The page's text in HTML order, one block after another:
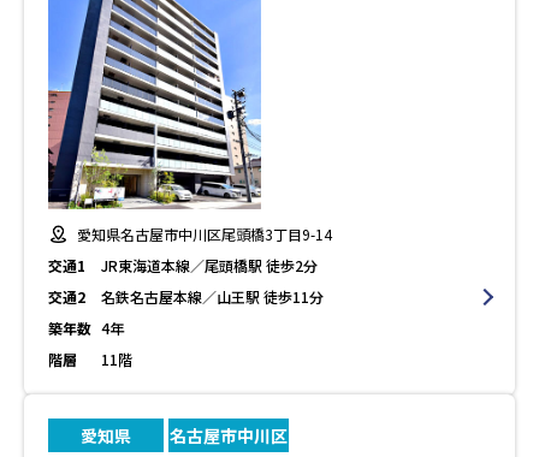
愛知県名古屋市中川区尾頭橋3丁目9-14
交通1
JR東海道本線／尾頭橋駅 徒歩2分
交通2
名鉄名古屋本線／山王駅 徒歩11分
築年数 4年
階層
11階
愛知県 名古屋市中川区